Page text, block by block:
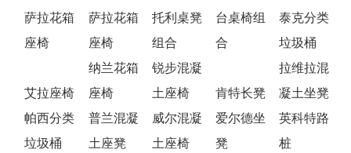
萨拉花箱
座椅
萨拉花箱
座椅
托利桌凳
组合
台桌椅组
合
泰克分类
垃圾桶
艾拉座椅
纳兰花箱
座椅
锐步混凝
土座椅
肯特长凳
拉维拉混
凝土坐凳
帕西分类
垃圾桶
普兰混凝
土座凳
威尔混凝
土座椅
爱尔德坐
凳
英科特路
桩